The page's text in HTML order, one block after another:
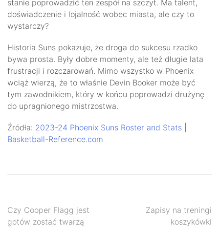
stanie poprowadzić ten zespół na szczyt. Ma talent,
doświadczenie i lojalność wobec miasta, ale czy to
wystarczy?
Historia Suns pokazuje, że droga do sukcesu rzadko
bywa prosta. Były dobre momenty, ale też długie lata
frustracji i rozczarowań. Mimo wszystko w Phoenix
wciąż wierzą, że to właśnie Devin Booker może być
tym zawodnikiem, który w końcu poprowadzi drużynę
do upragnionego mistrzostwa.
Źródła: 2023-24 Phoenix Suns Roster and Stats |
Basketball-Reference.com
Nawigacja
Czy Cooper Flagg jest
gotów zostać twarzą
Zapisy na treningi
koszykówki